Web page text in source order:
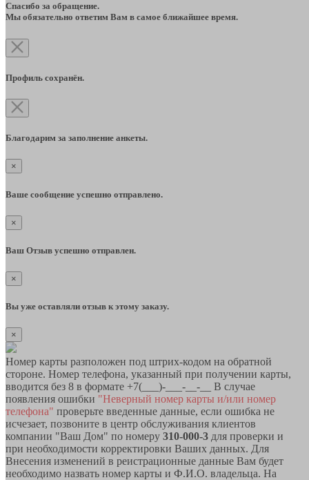
Спасибо за обращение.
Мы обязательно ответим Вам в самое ближайшее время.
Профиль сохранён.
Благодарим за заполнение анкеты.
×
Ваше сообщение успешно отправлено.
×
Ваш Отзыв успешно отправлен.
×
Вы уже оставляли отзыв к этому заказу.
×
Номер карты разположен под штрих-кодом на обратной
стороне. Номер телефона, указанный при получении карты,
вводится без 8 в формате +7(___)-___-__-__ В случае
появления ошибки "Неверный номер карты и/или номер
телефона" проверьте введенные данные, если ошибка не
исчезает, позвоните в центр обслуживания клиентов
компании "Ваш Дом" по номеру 310-000-3 для проверки и
при необходимости корректировки Ваших данных. Для
Внесения изменений в реистрационные данные Вам будет
необходимо назвать номер карты и Ф.И.О. владельца. На